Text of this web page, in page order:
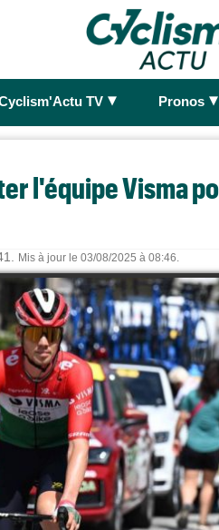
TV ► Pronos ►
l'équipe Visma
Mis à jour le 03/08/2025 à 08:46.